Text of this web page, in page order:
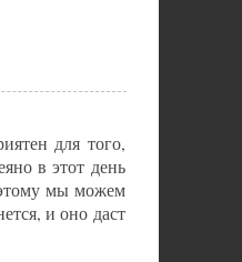
для того,
в этот день
мы можем
и оно даст